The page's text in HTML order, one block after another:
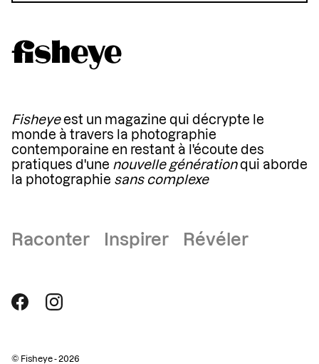
Fisheyeest un magazine qui décrypte le
monde à travers la photographie
contemporaine en restant à l'écoute des
pratiques d'une nouvelle générationqui aborde
la photographie sans complexe
Raconter Inspirer Révéler
© Fisheye - 2026